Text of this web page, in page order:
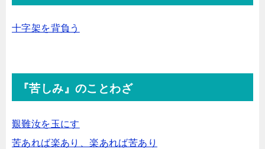
十字架を背負う
『苦しみ』のことわざ
艱難汝を玉にす
苦あれば楽あり、楽あれば苦あり